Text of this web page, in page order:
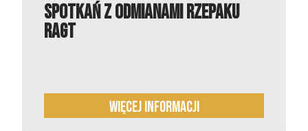
spotkań z odmianami rzepaku
RAGT
więcej informacji